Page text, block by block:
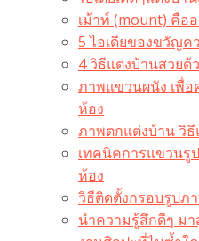
เม้าท์ (mount) คือ
5 ไอเดียของขวัญค
4 วิธีแต่งบ้านสวยด้
ภาพแขวนผนัง เพื่อ
ห้อง
ภาพตกแต่งบ้าน วิ
เทคนิคการแขวนรู
ห้อง
วิธีติดตั้งกรอบรูปภ
นำความรู้สึกดีๆ ม